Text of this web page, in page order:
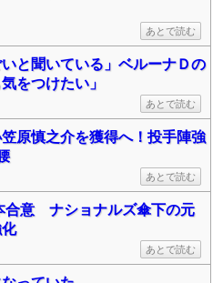
あとで読む
と聞いている」ベルーナＤの
をつけたい」
あとで読む
原慎之介を獲得へ！投手陣強
あとで読む
合意 ナショナルズ傘下の元
あとで読む